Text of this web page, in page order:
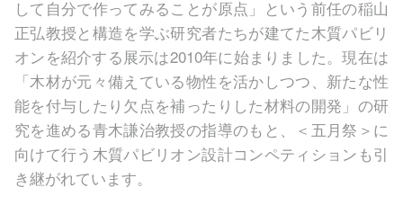
して自分で作ってみることが原点」という前任の稲山
正弘教授と構造を学ぶ研究者たちが建てた木質パビリ
オンを紹介する展示は2010年に始まりました。現在は
「木材が元々備えている物性を活かしつつ、新たな性
能を付与したり欠点を補ったりした材料の開発」の研
究を進める青木謙治教授の指導のもと、＜五月祭＞に
向けて行う木質パビリオン設計コンペティションも引
き継がれています。